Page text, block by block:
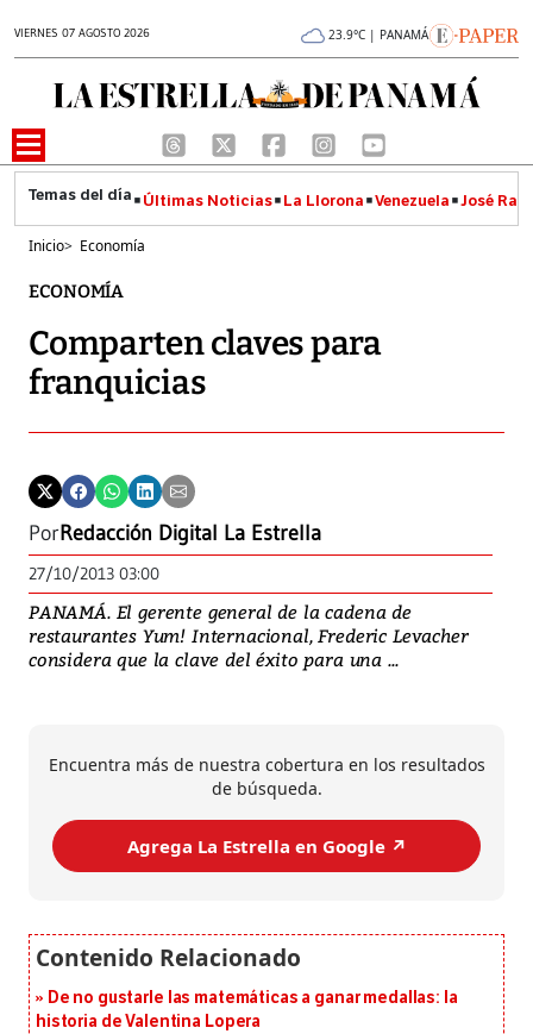
VIERNES 07 AGOSTO 2026 23.9°C | PANAMÁ
Últimas Noticias La Llorona Venezuela José
Inicio> Economía
ECONOMÍA
Comparten claves para
franquicias
PorRedacción Digital La Estrella
27/10/2013 03:00
PANAMÁ. El gerente general de la cadena de
restaurantes Yum! Internacional, Frederic Levacher
considera que la clave del éxito para una ...
Encuentra más de nuestra cobertura en los resultados
de búsqueda.
Agrega La Estrella en Google ↗️
De no gustarle las matemáticas a ganar medallas: la
historia de Valentina Lopera